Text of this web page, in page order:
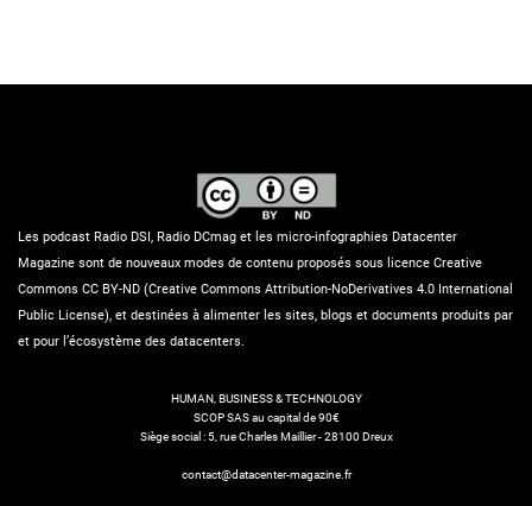
Les podcast Radio DSI, Radio DCmag et les micro-infographies Datacenter
Magazine sont de nouveaux modes de contenu proposés sous licence Creative
Commons CC BY-ND (Creative Commons Attribution-NoDerivatives 4.0 International
Public License), et destinées à alimenter les sites, blogs et documents produits par
et pour l’écosystème des datacenters.
HUMAN, BUSINESS & TECHNOLOGY
SCOP SAS au capital de 90€
Siège social : 5, rue Charles Maillier - 28100 Dreux
contact@datacenter-magazine.fr